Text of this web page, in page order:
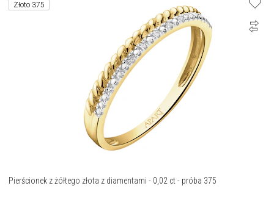
Złoto 375
Pierścionek z żółtego złota z diamentami - 0,02 ct - próba 375